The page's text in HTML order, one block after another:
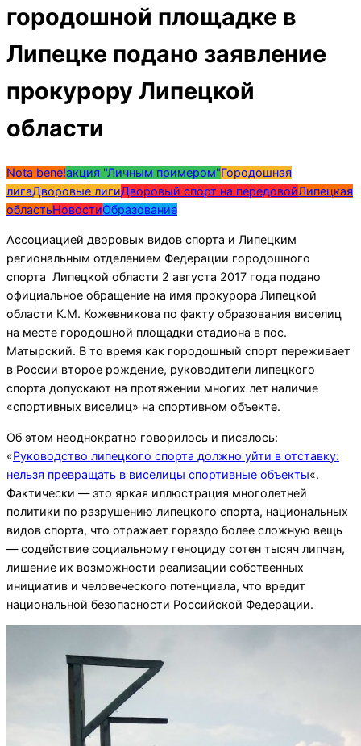
городошной площадке в
Липецке подано заявление
прокурору Липецкой
области
Nota bene!акция "Личным примером"Городошная
лигаДворовые лигиДворовый спорт на передовойЛипецкая
областьНовостиОбразование
Ассоциацией дворовых видов спорта и Липецким
региональным отделением Федерации городошного
спорта Липецкой области 2 августа 2017 года подано
официальное обращение на имя прокурора Липецкой
области К.М. Кожевникова по факту образования виселиц
на месте городошной площадки стадиона в пос.
Матырский. В то время как городошный спорт переживает
в России второе рождение, руководители липецкого
спорта допускают на протяжении многих лет наличие
«спортивных виселиц» на спортивном объекте.
Об этом неоднократно говорилось и писалось:
«Руководство липецкого спорта должно уйти в отставку:
нельзя превращать в виселицы спортивные объекты«.
Фактически — это яркая иллюстрация многолетней
политики по разрушению липецкого спорта, национальных
видов спорта, что отражает гораздо более сложную вещь
— содействие социальному геноциду сотен тысяч липчан,
лишение их возможности реализации собственных
инициатив и человеческого потенциала, что вредит
национальной безопасности Российской Федерации.